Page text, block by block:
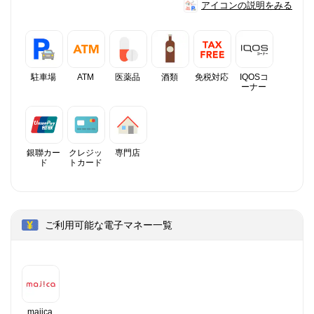
アイコンの説明をみる
駐車場 ATM 医薬品 酒類 免税対応
IQOSコ
ーナー
銀聯カー
ド
クレジッ
トカード
専門店
ご利用可能な電子マネー一覧
majica